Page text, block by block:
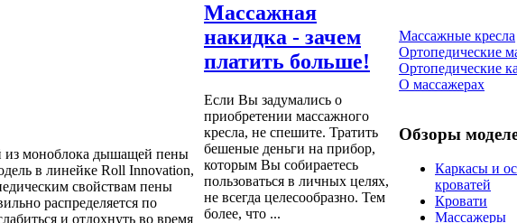
из моноблока дышащей пены
в линейке Roll Innovation,
свойствам пены
распределяется по
и отдохнуть во время
Массажная
накидка - зачем
платить больше!
Если Вы задумались о
приобретении массажного
кресла, не спешите. Тратить
бешеные деньги на прибор,
которым Вы собираетесь
пользоваться в личных целях,
не всегда целесообразно. Тем
более, что ...
Массажные кресла
Ортопедические
Ортопедические
О массажерах
Обзоры
Каркасы и
кроватей
Кровати
Массажеры